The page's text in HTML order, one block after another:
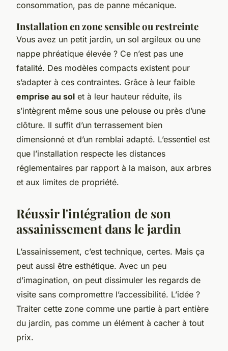
consommation, pas de panne mécanique.
Installation en zone sensible ou restreinte
Vous avez un petit jardin, un sol argileux ou une
nappe phréatique élevée ? Ce n’est pas une
fatalité. Des modèles compacts existent pour
s’adapter à ces contraintes. Grâce à leur faible
emprise au sol et à leur hauteur réduite, ils
s’intègrent même sous une pelouse ou près d’une
clôture. Il suffit d’un terrassement bien
dimensionné et d’un remblai adapté. L’essentiel est
que l’installation respecte les distances
réglementaires par rapport à la maison, aux arbres
et aux limites de propriété.
Réussir l'intégration de son
assainissement dans le jardin
L’assainissement, c’est technique, certes. Mais ça
peut aussi être esthétique. Avec un peu
d’imagination, on peut dissimuler les regards de
visite sans compromettre l’accessibilité. L’idée ?
Traiter cette zone comme une partie à part entière
du jardin, pas comme un élément à cacher à tout
prix.